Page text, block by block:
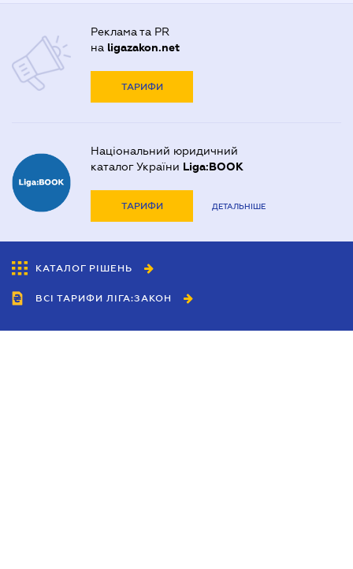
Реклама та PR
на ligazakon.net
ТАРИФИ
Національний юридичний
каталог України Liga:BOOK
ТАРИФИ ДЕТАЛЬНІШЕ
КАТАЛОГ РІШЕНЬ
ВСІ ТАРИФИ ЛІГА:ЗАКОН